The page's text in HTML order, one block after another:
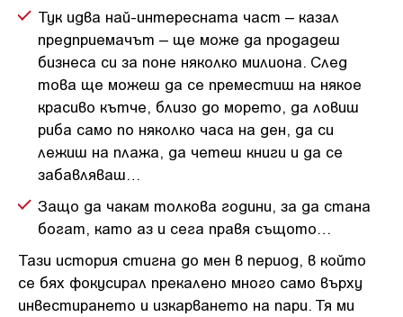
Тук идва най-интересната част – казал
предприемачът – ще може да продадеш
бизнеса си за поне няколко милиона. След
това ще можеш да се преместиш на някое
красиво кътче, близо до морето, да ловиш
риба само по няколко часа на ден, да си
лежиш на плажа, да четеш книги и да се
забавляваш…
Защо да чакам толкова години, за да стана
богат, като аз и сега правя същото…
Тази история стигна до мен в период, в който
се бях фокусирал прекалено много само върху
инвестирането и изкарването на пари. Тя ми